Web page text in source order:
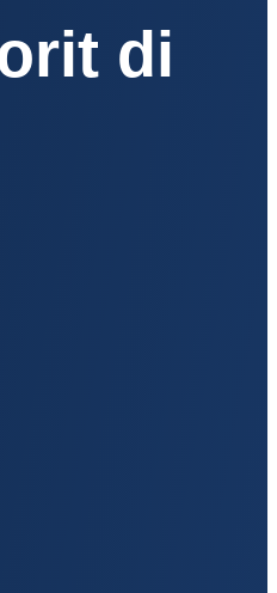
di